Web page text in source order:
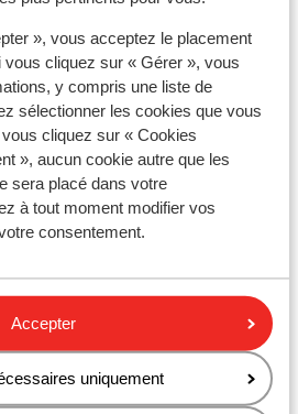
», vous acceptez le placement
cliquez sur « Gérer », vous
y compris une liste de
sélectionner les cookies que vous
cliquez sur « Cookies
», aucun cookie autre que les
sera placé dans votre
à tout moment modifier vos
consentement.
Accepter
uniquement
local anglophone est
il n'y a pas de guide Sunweb
en charge par notre
guide n'est présent.
ses pâtes et ses pizzas, mais
comme le Chianti et le